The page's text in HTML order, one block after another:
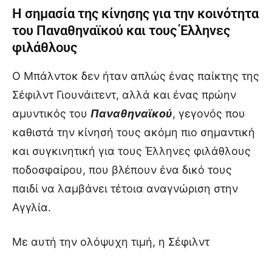
Η σημασία της κίνησης για την κοινότητα
του Παναθηναϊκού και τους Έλληνες
φιλάθλους
Ο Μπάλντοκ δεν ήταν απλώς ένας παίκτης της
Σέφιλντ Γιουνάιτεντ, αλλά και ένας πρώην
αμυντικός του Παναθηναϊκού, γεγονός που
καθιστά την κίνησή τους ακόμη πιο σημαντική
και συγκινητική για τους Έλληνες φιλάθλους
ποδοσφαίρου, που βλέπουν ένα δικό τους
παιδί να λαμβάνει τέτοια αναγνώριση στην
Αγγλία.
Με αυτή την ολόψυχη τιμή, η Σέφιλντ